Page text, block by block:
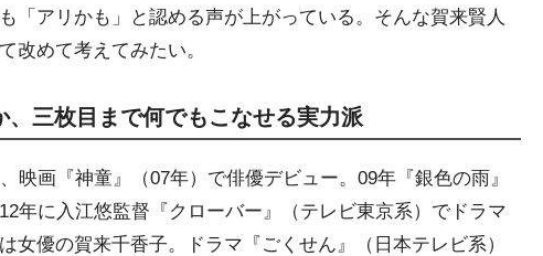
「アリかも」と認める声が上がっている。そんな賀来賢人
改めて考えてみたい。
、三枚目まで何でもこなせる実力派
映画『神童』（07年）で俳優デビュー。09年『銀色の雨』
年に入江悠監督『クローバー』（テレビ東京系）でドラマ
女優の賀来千香子。ドラマ『ごくせん』（日本テレビ系）